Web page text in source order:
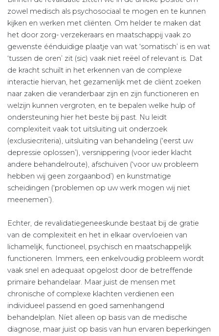
zowel medisch als psychosociaal te mogen en te kunnen
kijken en werken met cliënten. Om helder te maken dat
het door zorg- verzekeraars en maatschappij vaak zo
gewenste éénduidige plaatje van wat ‘somatisch’ is en wat
‘tussen de oren’ zit (sic) vaak niet reëel of relevant is. Dat
de kracht schuilt in het erkennen van de complexe
interactie hiervan, het gezamenlijk met de cliënt zoeken
naar zaken die veranderbaar zijn en zijn functioneren en
welzijn kunnen vergroten, en te bepalen welke hulp of
ondersteuning hier het beste bij past. Nu leidt
complexiteit vaak tot uitsluiting uit onderzoek
(exclusiecriteria), uitsluiting van behandeling (‘eerst uw
depressie oplossen’), versnippering (voor ieder klacht
andere behandelroute), afschuiven (‘voor uw probleem
hebben wij geen zorgaanbod’) en kunstmatige
scheidingen (‘problemen op uw werk mogen wij niet
meenemen’).
Echter, de revalidatiegeneeskunde bestaat bij de gratie
van de complexiteit en het in elkaar overvloeien van
lichamelijk, functioneel, psychisch en maatschappelijk
functioneren. Immers, een enkelvoudig probleem wordt
vaak snel en adequaat opgelost door de betreffende
primaire behandelaar. Maar juist de mensen met
chronische of complexe klachten verdienen een
individueel passend en goed samenhangend
behandelplan. Níet alleen op basis van de medische
diagnose, maar juist op basis van hun ervaren beperkingen